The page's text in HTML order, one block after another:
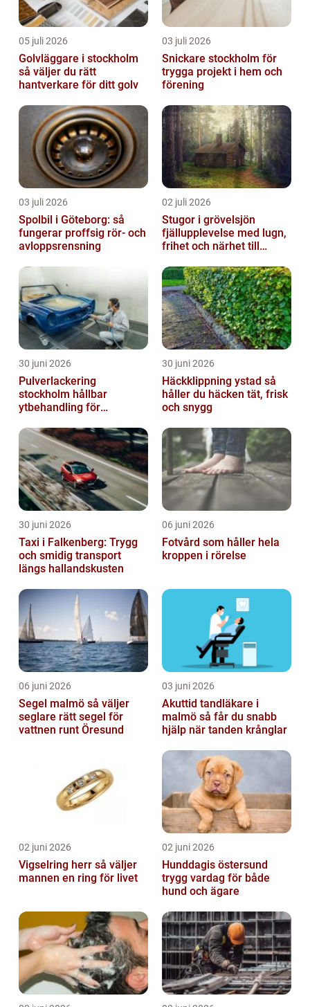
05 juli 2026
Golvläggare i stockholm
så väljer du rätt
hantverkare för ditt golv
03 juli 2026
Snickare stockholm för
trygga projekt i hem och
förening
03 juli 2026
Spolbil i Göteborg: så
fungerar proffsig rör- och
avloppsrensning
02 juli 2026
Stugor i grövelsjön
fjällupplevelse med lugn,
frihet och närhet till
30 juni 2026
Pulverlackering
stockholm hållbar
ytbehandling för
30 juni 2026
Häckklippning ystad så
håller du häcken tät, frisk
och snygg
30 juni 2026
Taxi i Falkenberg: Trygg
och smidig transport
längs hallandskusten
06 juni 2026
Fotvård som håller hela
kroppen i rörelse
06 juni 2026
Segel malmö så väljer
seglare rätt segel för
vattnen runt Öresund
03 juni 2026
Akuttid tandläkare i
malmö så får du snabb
hjälp när tanden krånglar
02 juni 2026
Vigselring herr så väljer
mannen en ring för livet
02 juni 2026
Hunddagis östersund
trygg vardag för både
hund och ägare